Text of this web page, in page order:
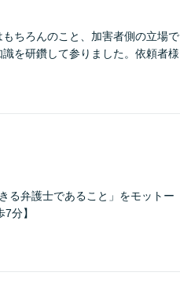
ちろんのこと、加害者側の立場で
を研鑽して参りました。依頼者様
る弁護士であること」をモットー
分】